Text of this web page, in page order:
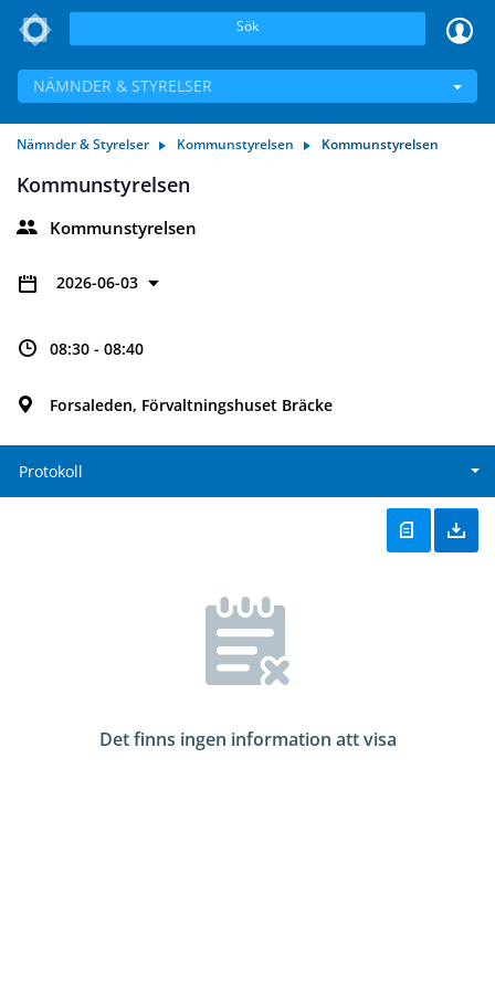
Sök
NÄMNDER & STYRELSER
Nämnder & Styrelser Kommunstyrelsen Kommunstyrelsen
Kommunstyrelsen
Kommunstyrelsen
2026-06-03
08:30 - 08:40
Forsaleden, Förvaltningshuset Bräcke
Protokoll
Det finns ingen information att visa